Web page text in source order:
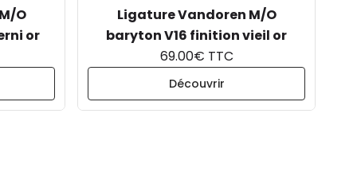
O
or
Ligature Vandoren M/O
baryton V16 finition vieil or
69.00€ TTC
Découvrir